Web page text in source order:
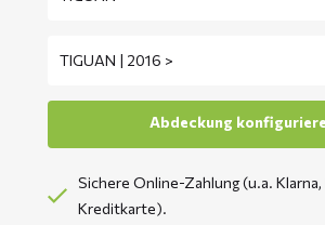
Sichere Online-Zahlung (u.a. Klarna,
Kreditkarte).